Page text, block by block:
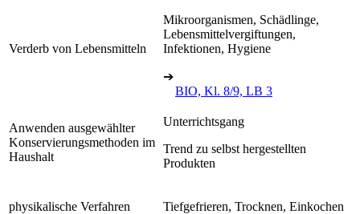
Verderb von Lebensmitteln
Mikroorganismen, Schädlinge,
Lebensmittelvergiftungen,
Infektionen, Hygiene
➔
BIO, Kl. 8/9, LB 3
Anwenden ausgewählter
Konservierungsmethoden im
Haushalt
Unterrichtsgang
Trend zu selbst hergestellten
Produkten
physikalische Verfahren Tiefgefrieren, Trocknen, Einkochen